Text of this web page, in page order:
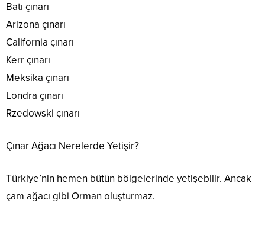
Batı çınarı
Arizona çınarı
California çınarı
Kerr çınarı
Meksika çınarı
Londra çınarı
Rzedowski çınarı
Çınar Ağacı Nerelerde Yetişir?
Türkiye’nin hemen bütün bölgelerinde yetişebilir. Ancak
çam ağacı gibi Orman oluşturmaz.